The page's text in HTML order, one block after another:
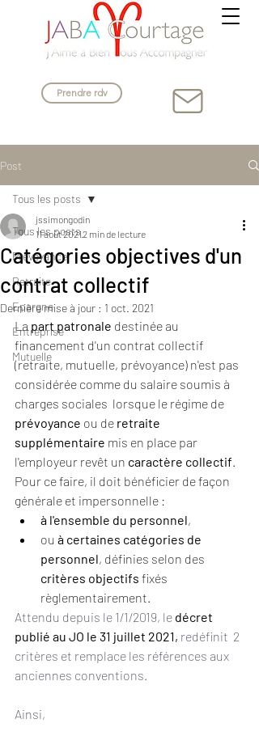
Prendre rdv
Post
Tous les posts
Prévoyance
Retraite
Epargne
Entreprise
Mutuelle
Tous les posts
Catégories objectives d'un
contrat collectif
jssimongodin
11 août 20212 min de lecture
Dernière mise à jour : 1 oct. 2021
La part patronale destinée au
financement d'un contrat collectif
(retraite, mutuelle, prévoyance) n'est pas
considérée comme du salaire soumis à
charges sociales  lorsque le régime de
prévoyance ou de retraite
supplémentaire mis en place par
l'employeur revêt un caractère collectif.
Pour ce faire, il doit bénéficier de façon
générale et impersonnelle :
à l'ensemble du personnel,
ou à certaines catégories de
personnel, définies selon des
critères objectifs fixés
règlementairement.
Attendu depuis le 1/1/2019, le décret
publié au JO le 31 juillet 2021, redéfinit  2
critères et remplace les références aux
anciennes conventions.
Ainsi,